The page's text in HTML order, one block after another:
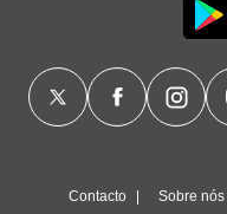
Contacto Sobre nós